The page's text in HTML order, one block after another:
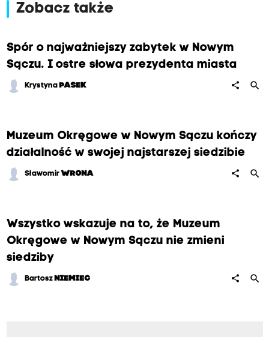
r
a
e
w
n
,
a
z
c
z
e
m
Zobacz także
Spór o najważniejszy zabytek w Nowym
Sączu. I ostre słowa prezydenta miasta
Krystyna PASEK share search
Muzeum Okręgowe w Nowym Sączu kończy
działalność w swojej najstarszej siedzibie
Sławomir WRONA share search
Wszystko wskazuje na to, że Muzeum
Okręgowe w Nowym Sączu nie zmieni
siedziby
Bartosz NIEMIEC share search